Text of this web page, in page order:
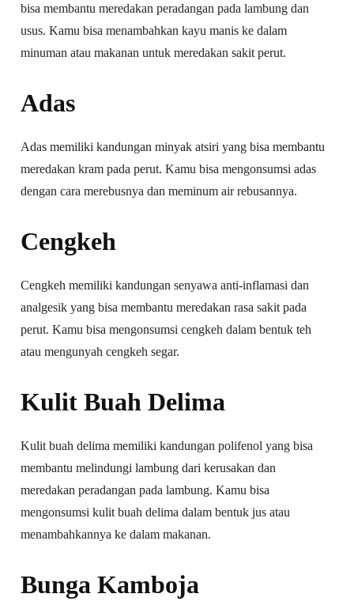
bisa membantu meredakan peradangan pada lambung dan
usus. Kamu bisa menambahkan kayu manis ke dalam
minuman atau makanan untuk meredakan sakit perut.
Adas
Adas memiliki kandungan minyak atsiri yang bisa membantu
meredakan kram pada perut. Kamu bisa mengonsumsi adas
dengan cara merebusnya dan meminum air rebusannya.
Cengkeh
Cengkeh memiliki kandungan senyawa anti-inflamasi dan
analgesik yang bisa membantu meredakan rasa sakit pada
perut. Kamu bisa mengonsumsi cengkeh dalam bentuk teh
atau mengunyah cengkeh segar.
Kulit Buah Delima
Kulit buah delima memiliki kandungan polifenol yang bisa
membantu melindungi lambung dari kerusakan dan
meredakan peradangan pada lambung. Kamu bisa
mengonsumsi kulit buah delima dalam bentuk jus atau
menambahkannya ke dalam makanan.
Bunga Kamboja